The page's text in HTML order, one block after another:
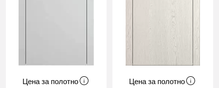
Цена за полотно Цена за полотно